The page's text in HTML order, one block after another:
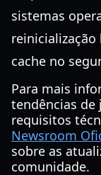
sistemas
cache no
Para mais
tendências de
requisitos
Newsroom
sobre as
comunidade.